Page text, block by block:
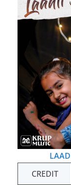
CREDIT